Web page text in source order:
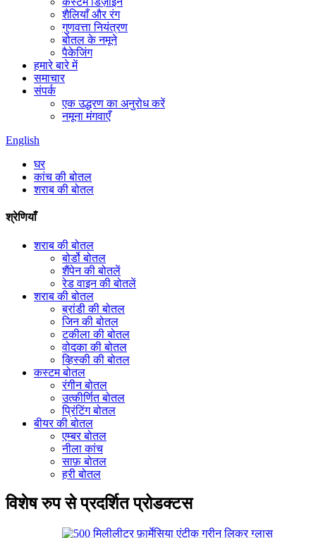
शैलियाँ और रंग
गुणवत्ता नियंत्रण
बोतल के नमूने
पैकेजिंग
हमारे बारे में
समाचार
संपर्क
एक उद्धरण का अनुरोध करें
नमूना मंगवाएँ
English
घर
कांच की बोतल
शराब की बोतल
श्रेणियाँ
शराब की बोतल
बोर्डो बोतल
शैंपेन की बोतलें
रेड वाइन की बोतलें
शराब की बोतल
ब्रांडी की बोतल
जिन की बोतल
टकीला की बोतल
वोदका की बोतल
व्हिस्की की बोतल
कस्टम बोतल
रंगीन बोतल
उत्कीर्णित बोतल
प्रिंटिंग बोतल
बीयर की बोतल
एम्बर बोतल
नीला कांच
साफ़ बोतल
हरी बोतल
विशेष रुप से प्रदर्शित प्रोडक्टस